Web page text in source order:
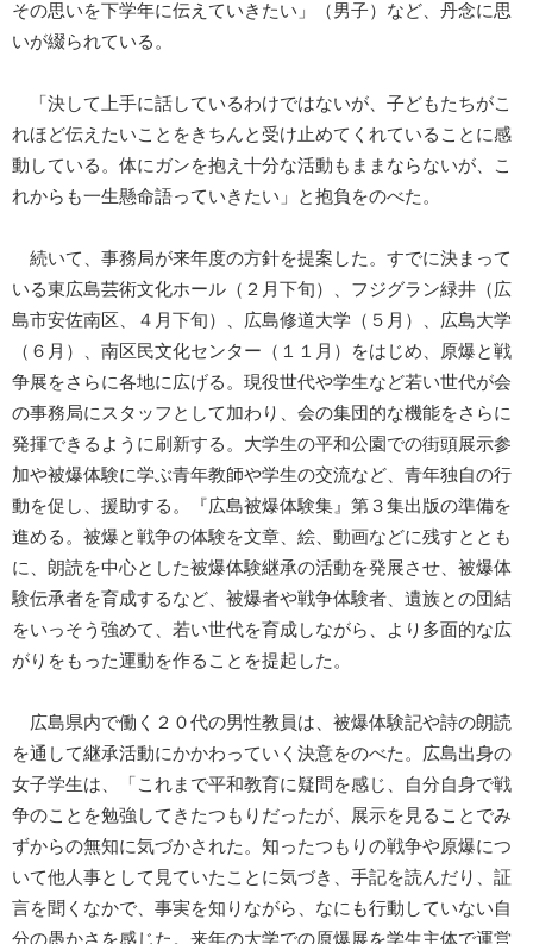
その思いを下学年に伝えていきたい」（男子）など、丹念に思
いが綴られている。
「決して上手に話しているわけではないが、子どもたちがこ
れほど伝えたいことをきちんと受け止めてくれていることに感
動している。体にガンを抱え十分な活動もままならないが、こ
れからも一生懸命語っていきたい」と抱負をのべた。
続いて、事務局が来年度の方針を提案した。すでに決まって
いる東広島芸術文化ホール（２月下旬）、フジグラン緑井（広
島市安佐南区、４月下旬）、広島修道大学（５月）、広島大学
（６月）、南区民文化センター（１１月）をはじめ、原爆と戦
争展をさらに各地に広げる。現役世代や学生など若い世代が会
の事務局にスタッフとして加わり、会の集団的な機能をさらに
発揮できるように刷新する。大学生の平和公園での街頭展示参
加や被爆体験に学ぶ青年教師や学生の交流など、青年独自の行
動を促し、援助する。『広島被爆体験集』第３集出版の準備を
進める。被爆と戦争の体験を文章、絵、動画などに残すととも
に、朗読を中心とした被爆体験継承の活動を発展させ、被爆体
験伝承者を育成するなど、被爆者や戦争体験者、遺族との団結
をいっそう強めて、若い世代を育成しながら、より多面的な広
がりをもった運動を作ることを提起した。
広島県内で働く２０代の男性教員は、被爆体験記や詩の朗読
を通して継承活動にかかわっていく決意をのべた。広島出身の
女子学生は、「これまで平和教育に疑問を感じ、自分自身で戦
争のことを勉強してきたつもりだったが、展示を見ることでみ
ずからの無知に気づかされた。知ったつもりの戦争や原爆につ
いて他人事として見ていたことに気づき、手記を読んだり、証
言を聞くなかで、事実を知りながら、なにも行動していない自
分の愚かさを感じた。来年の大学での原爆展を学生主体で運営